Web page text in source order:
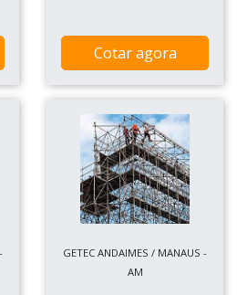
Cotar agora
GETEC ANDAIMES / MANAUS -
AM